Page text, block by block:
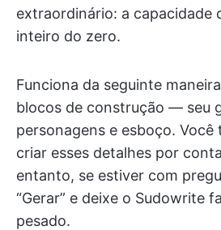
extraordinário: a capacidade
inteiro do zero.
Funciona da seguinte
blocos de construção — seu
personagens e esboço. Você
criar esses detalhes por
entanto, se estiver com
“Gerar” e deixe o Sudowrite
pesado.